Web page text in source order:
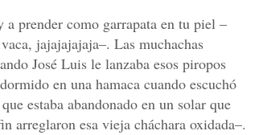
a prender como garrapata en tu piel –
jajajajajaja–. Las muchachas
José Luis le lanzaba esos piropos
en una hamaca cuando escuchó
estaba abandonado en un solar que
arreglaron esa vieja cháchara oxidada–.